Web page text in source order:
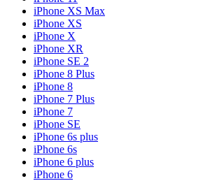
iPhone XS Max
iPhone XS
iPhone X
iPhone XR
iPhone SE 2
iPhone 8 Plus
iPhone 8
iPhone 7 Plus
iPhone 7
iPhone SE
iPhone 6s plus
iPhone 6s
iPhone 6 plus
iPhone 6